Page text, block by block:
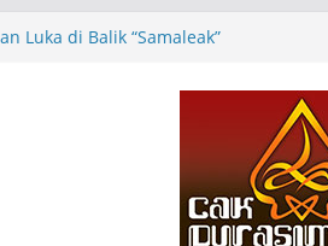
Luka di Balik “Samaleak”
Ungkapan Kritis Tentang Derita
Patria Seni Rupa Kota Blitar :
Menjadi Mantra Perlawanan